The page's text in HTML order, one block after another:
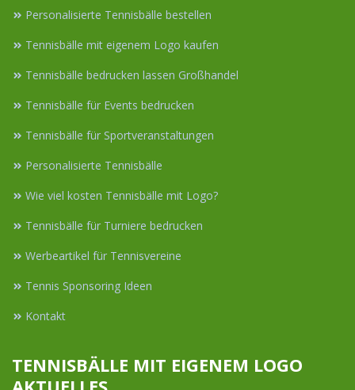
Personalisierte Tennisbälle bestellen
Tennisbälle mit eigenem Logo kaufen
Tennisbälle bedrucken lassen Großhandel
Tennisbälle für Events bedrucken
Tennisbälle für Sportveranstaltungen
Personalisierte Tennisbälle
Wie viel kosten Tennisbälle mit Logo?
Tennisbälle für Turniere bedrucken
Werbeartikel für Tennisvereine
Tennis Sponsoring Ideen
Kontakt
TENNISBÄLLE MIT EIGENEM LOGO